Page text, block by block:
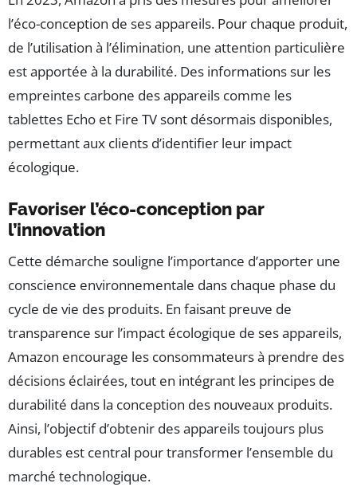
l’éco-conception de ses appareils. Pour chaque produit,
de l’utilisation à l’élimination, une attention particulière
est apportée à la durabilité. Des informations sur les
empreintes carbone des appareils comme les
tablettes Echo et Fire TV sont désormais disponibles,
permettant aux clients d’identifier leur impact
écologique.
Favoriser l’éco-conception par
l’innovation
Cette démarche souligne l’importance d’apporter une
conscience environnementale dans chaque phase du
cycle de vie des produits. En faisant preuve de
transparence sur l’impact écologique de ses appareils,
Amazon encourage les consommateurs à prendre des
décisions éclairées, tout en intégrant les principes de
durabilité dans la conception des nouveaux produits.
Ainsi, l’objectif d’obtenir des appareils toujours plus
durables est central pour transformer l’ensemble du
marché technologique.